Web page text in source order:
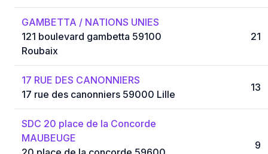
GAMBETTA / NATIONS UNIES
121 boulevard gambetta 59100
Roubaix
21
17 RUE DES CANONNIERS
17 rue des canonniers 59000 Lille
13
SDC 20 place de la Concorde
MAUBEUGE
9